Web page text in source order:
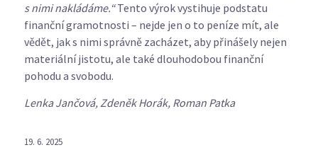
s nimi nakládáme.“Tento výrok vystihuje podstatu
finanční gramotnosti – nejde jen o to peníze mít, ale
vědět, jak s nimi správně zacházet, aby přinášely nejen
materiální jistotu, ale také dlouhodobou finanční
pohodu a svobodu.
Lenka Jančová, Zdeněk Horák, Roman Patka
19. 6. 2025